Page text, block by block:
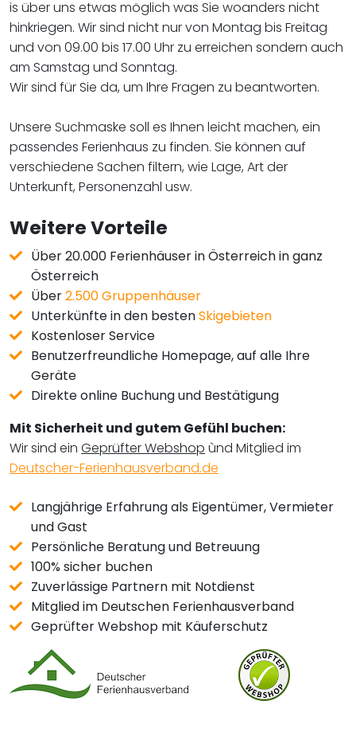
is über uns etwas möglich was Sie woanders nicht
hinkriegen. Wir sind nicht nur von Montag bis Freitag
und von 09.00 bis 17.00 Uhr zu erreichen sondern auch
am Samstag und Sonntag.
Wir sind für Sie da, um Ihre Fragen zu beantworten.
Unsere Suchmaske soll es Ihnen leicht machen, ein
passendes Ferienhaus zu finden. Sie können auf
verschiedene Sachen filtern, wie Lage, Art der
Unterkunft, Personenzahl usw.​​​​​​​
Weitere Vorteile
Über 20.000 Ferienhäuser in Österreich in ganz
Österreich
Über2.500 Gruppenhäuser
Unterkünfte in den bestenSkigebieten
Kostenloser Service
Benutzerfreundliche Homepage, auf alle Ihre
Geräte
Direkte online Buchung und Bestätigung
Mit Sicherheit und gutem Gefühl buchen:
Wir sind ein Geprüfter Webshop ùnd Mitglied im
Deutscher-Ferienhausverband.de
Langjährige Erfahrung als Eigentümer, Vermieter
und Gast
Persönliche Beratung und Betreuung
100% sicher buchen
Zuverlässige Partnern mit Notdienst
Mitglied im Deutschen Ferienhausverband
Geprüfter Webshop mit Käuferschutz